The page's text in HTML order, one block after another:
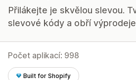
Přilákejte je skvělou slevou.
slevové kódy a obří
Počet aplikací: 998
Built for Shopify